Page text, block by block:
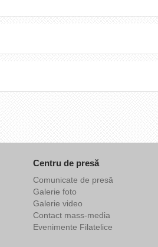
Centru de presă
Comunicate de presă
Galerie foto
Galerie video
Contact mass-media
Evenimente Filatelice